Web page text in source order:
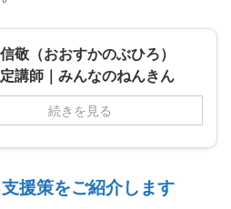
敬（おおすかのぶひろ）
講師｜みんなのねんきん
続きを見る
援策をご紹介します